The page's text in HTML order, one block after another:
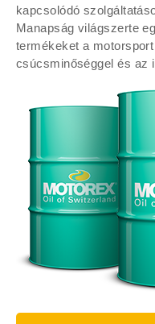
kapcsolódó
Manapság világszerte
termékeket a
csúcsminőséggel és az